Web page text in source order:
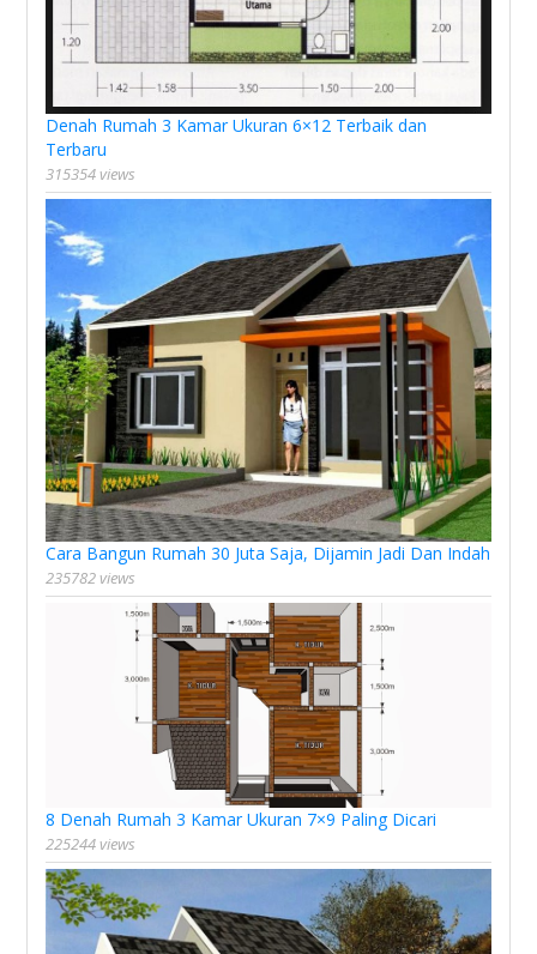
Denah Rumah 3 Kamar Ukuran 6×12 Terbaik dan
Terbaru
315354 views
Cara Bangun Rumah 30 Juta Saja, Dijamin Jadi Dan Indah
235782 views
8 Denah Rumah 3 Kamar Ukuran 7×9 Paling Dicari
225244 views